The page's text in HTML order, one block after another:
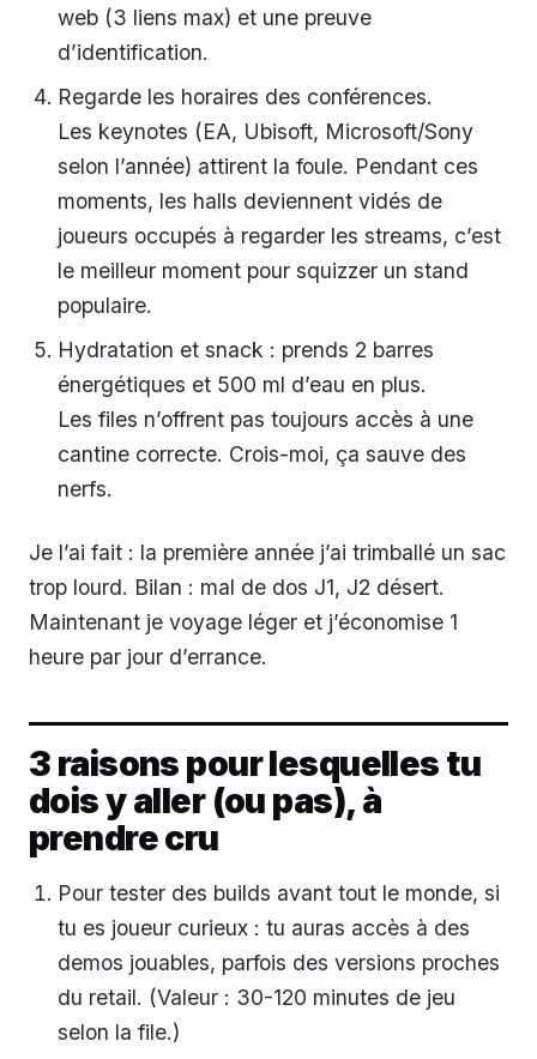
web (3 liens max) et une preuve
d’identification.
Regarde les horaires des conférences.
Les keynotes (EA, Ubisoft, Microsoft/Sony
selon l’année) attirent la foule. Pendant ces
moments, les halls deviennent vidés de
joueurs occupés à regarder les streams, c’est
le meilleur moment pour squizzer un stand
populaire.
Hydratation et snack : prends 2 barres
énergétiques et 500 ml d’eau en plus.
Les files n’offrent pas toujours accès à une
cantine correcte. Crois-moi, ça sauve des
nerfs.
Je l’ai fait : la première année j’ai trimballé un sac
trop lourd. Bilan : mal de dos J1, J2 désert.
Maintenant je voyage léger et j’économise 1
heure par jour d’errance.
3 raisons pour lesquelles tu
dois y aller (ou pas), à
prendre cru
Pour tester des builds avant tout le monde, si
tu es joueur curieux : tu auras accès à des
demos jouables, parfois des versions proches
du retail. (Valeur : 30-120 minutes de jeu
selon la file.)